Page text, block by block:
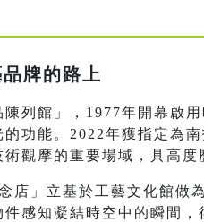
牌的路上
列館」，1977年開幕啟
功能。2022年獲指定為
觀摩的重要場域，具高度
店」立基於工藝文化館
感知凝結時空中的瞬間